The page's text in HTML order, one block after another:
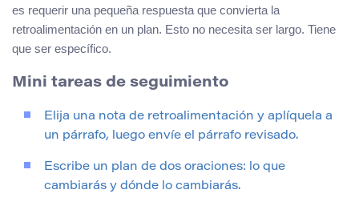
es requerir una pequeña respuesta que convierta la
retroalimentación en un plan. Esto no necesita ser largo. Tiene
que ser específico.
Mini tareas de seguimiento
Elija una nota de retroalimentación y aplíquela a
un párrafo, luego envíe el párrafo revisado.
Escribe un plan de dos oraciones: lo que
cambiarás y dónde lo cambiarás.